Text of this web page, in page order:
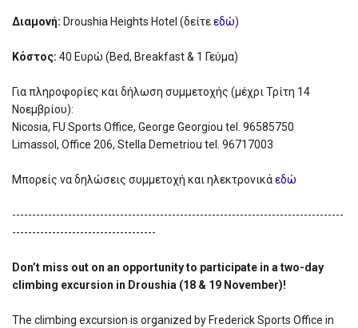
Διαμονή: Droushia Heights Hotel (δείτεεδώ)
Κόστος: 40 Ευρώ (Bed, Breakfast & 1 Γεύμα)
Για πληροφορίες και δήλωση συμμετοχής (μέχρι Τρίτη 14
Νοεμβρίου):
Nicosia, FU Sports Office, George Georgiou tel. 96585750
Limassol, Office 206, Stella Demetriou tel. 96717003
Μπορείς να δηλώσεις συμμετοχή και ηλεκτρονικάεδώ
-----------------------------------------------------------------------------------
------------------------------------
Don’t miss out on an opportunity to participate in a two-day
climbing excursion in Droushia (18 & 19 November)!
The climbing excursion is organized by Frederick Sports Office in